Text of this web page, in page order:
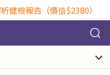
健檢報告（價值$2380）